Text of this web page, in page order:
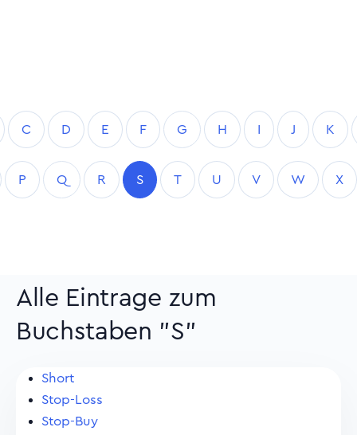
C D E F G H I J K
P Q R S T U V W X
Alle Eintrage zum
Buchstaben "S"
Short
Stop-Loss
Stop-Buy